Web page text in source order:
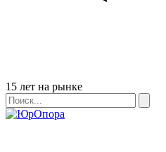
Бейдж
15 лет на рынке
Поиск
Поиск